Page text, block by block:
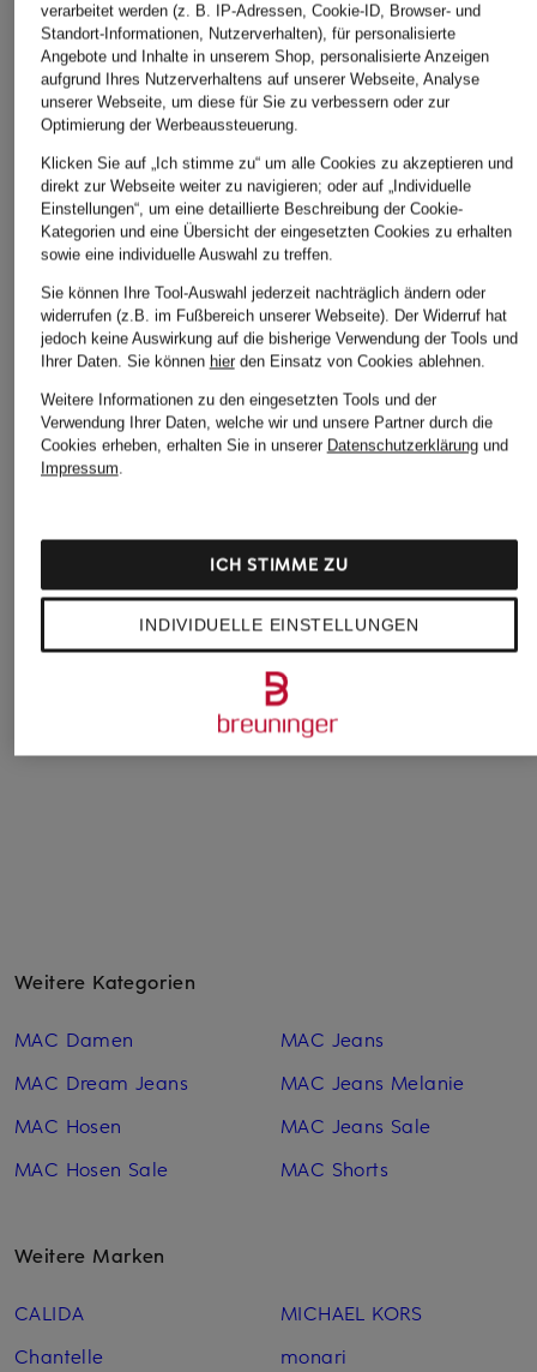
MOS MOSH
MMCECILIA PERLA
CAMBIO
Flared Jeans PARIS
CHF 199
G-Star
Wide Leg Jeans
2.0
Weitere Kategorien
MAC Damen
MAC Dream Jeans
MAC Hosen
MAC Hosen Sale
MAC Jeans
MAC Jeans Melanie
MAC Jeans Sale
MAC Shorts
Weitere Marken
CALIDA
Chantelle
MICHAEL KORS
monari
verarbeitet werden (z. B. IP-Adressen, Cookie-ID, Browser- und
Standort-Informationen, Nutzerverhalten), für personalisierte
Angebote und Inhalte in unserem Shop, personalisierte Anzeigen
aufgrund Ihres Nutzerverhaltens auf unserer Webseite, Analyse
unserer Webseite, um diese für Sie zu verbessern oder zur
Optimierung der Werbeaussteuerung.
Klicken Sie auf „Ich stimme zu“ um alle Cookies zu akzeptieren und
direkt zur Webseite weiter zu navigieren; oder auf „Individuelle
Einstellungen“, um eine detaillierte Beschreibung der Cookie-
Kategorien und eine Übersicht der eingesetzten Cookies zu erhalten
sowie eine individuelle Auswahl zu treffen.
Sie können Ihre Tool-Auswahl jederzeit nachträglich ändern oder
widerrufen (z.B. im Fußbereich unserer Webseite). Der Widerruf hat
jedoch keine Auswirkung auf die bisherige Verwendung der Tools und
Ihrer Daten. Sie können hierden Einsatz von Cookies ablehnen.
Weitere Informationen zu den eingesetzten Tools und der
Verwendung Ihrer Daten, welche wir und unsere Partner durch die
Cookies erheben, erhalten Sie in unserer Datenschutzerklärungund
Impressum.
INDIVIDUELLE EINSTELLUNGEN
ICH STIMME ZU